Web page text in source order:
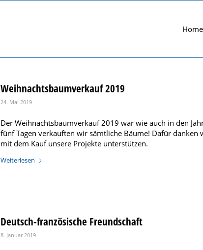
Home
Weihnachtsbaumverkauf 2019
24. Mai 2019
Der Weihnachtsbaumverkauf 2019 war wie auch in den
fünf Tagen verkauften wir sämtliche Bäume! Dafür danken
mit dem Kauf unsere Projekte unterstützen.
Weiterlesen
Deutsch-französische Freundschaft
8. Januar 2019